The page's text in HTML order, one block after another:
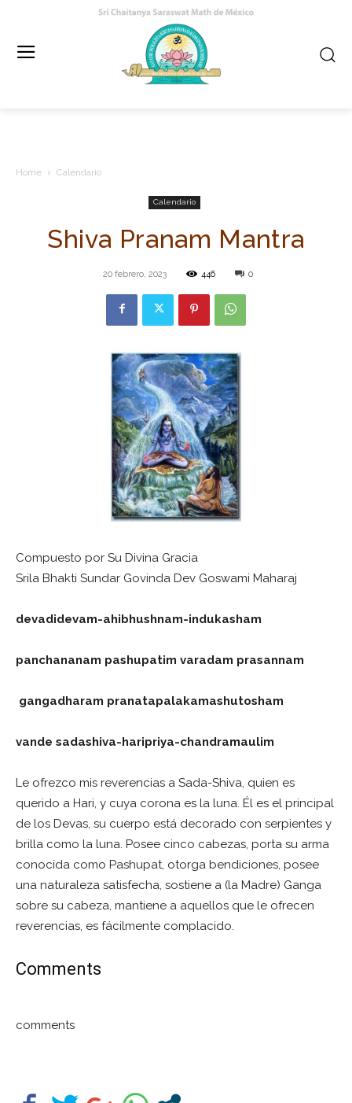
Home Calendario
Calendario
Shiva Pranam Mantra
20 febrero, 2023 446 0
Compuesto por Su Divina Gracia
Srila Bhakti Sundar Govinda Dev Goswami Maharaj
devadidevam-ahibhushnam-indukasham
panchananam pashupatim varadam prasannam
gangadharam pranatapalakamashutosham
vande sadashiva-haripriya-chandramaulim
Le ofrezco mis reverencias a Sada-Shiva, quien es
querido a Hari, y cuya corona es la luna. Él es el principal
de los Devas, su cuerpo está decorado con serpientes y
brilla como la luna. Posee cinco cabezas, porta su arma
conocida como Pashupat, otorga bendiciones, posee
una naturaleza satisfecha, sostiene a (la Madre) Ganga
sobre su cabeza, mantiene a aquellos que le ofrecen
reverencias, es fácilmente complacido.
Comments
comments